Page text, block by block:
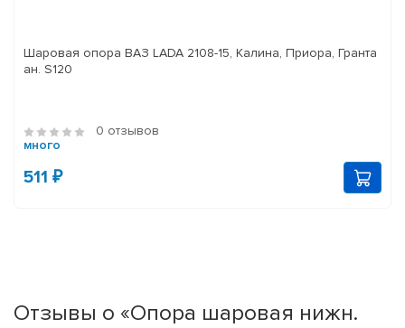
Шаровая опора ВАЗ LADA 2108-15, Калина, Приора, Гранта
ан. S120
0 отзывов
много
511 ₽
Отзывы о «Опора шаровая нижн.